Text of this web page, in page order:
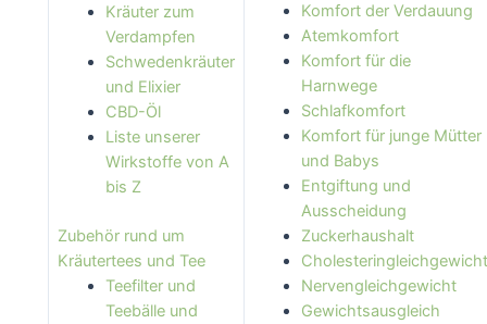
Kräuter zum
Verdampfen
Schwedenkräuter
und Elixier
CBD-Öl
Liste unserer
Wirkstoffe von A
bis Z
Zubehör rund um
Kräutertees und Tee
Teefilter und
Teebälle und
Komfort der Verdauung
Atemkomfort
Komfort für die
Harnwege
Schlafkomfort
Komfort für junge Mütter
und Babys
Entgiftung und
Ausscheidung
Zuckerhaushalt
Cholesteringleichgewicht
Nervengleichgewicht
Gewichtsausgleich